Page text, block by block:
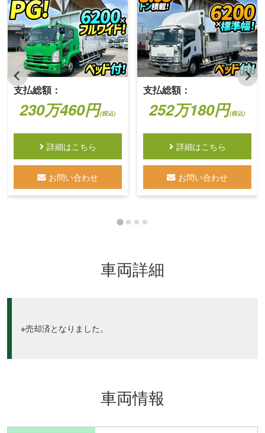
支払総額：
230万460円(税込)
詳細はこちら
お問い合わせ
支払総額：
252万180円(税込)
詳細はこちら
お問い合わせ
車両詳細
※売却済となりました。
車両情報